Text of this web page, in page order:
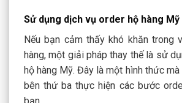
Sử dụng dịch vụ order hộ hàng Mỹ
Nếu bạn cảm thấy khó khăn trong
hàng, một giải pháp thay thế là sử
hộ hàng Mỹ. Đây là một hình thức
bên thứ ba thực hiện các bước